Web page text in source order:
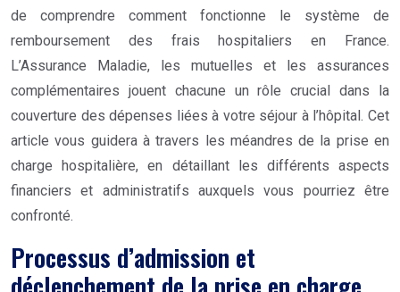
de comprendre comment fonctionne le système de
remboursement des frais hospitaliers en France.
L’Assurance Maladie, les mutuelles et les assurances
complémentaires jouent chacune un rôle crucial dans la
couverture des dépenses liées à votre séjour à l’hôpital. Cet
article vous guidera à travers les méandres de la prise en
charge hospitalière, en détaillant les différents aspects
financiers et administratifs auxquels vous pourriez être
confronté.
Processus d’admission et